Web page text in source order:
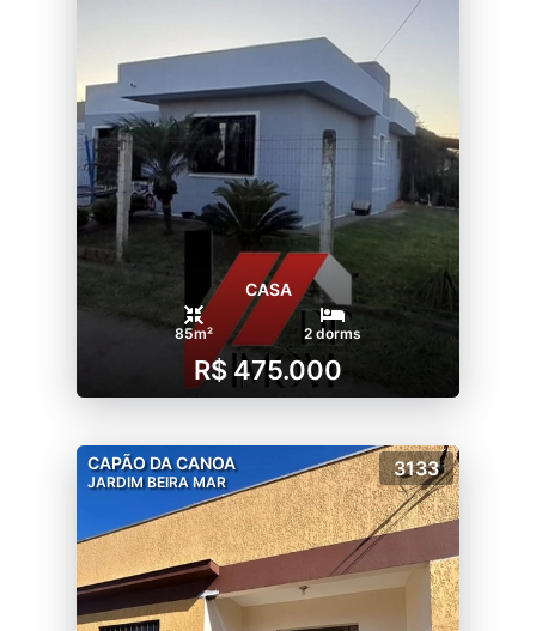
CASA
85m² 2 dorms
R$ 475.000
CAPÃO DA CANOA
JARDIM BEIRA MAR
3133